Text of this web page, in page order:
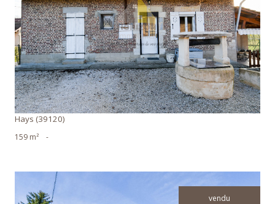
voir le bien
Hays (39120)
159 m² -
vendu